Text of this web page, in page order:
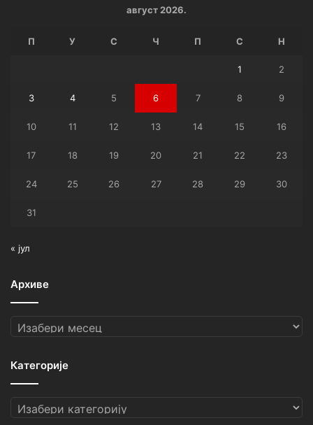
август 2026.
П У С Ч П С Н
1 2
3 4 5 6 7 8 9
10 11 12 13 14 15 16
17 18 19 20 21 22 23
24 25 26 27 28 29 30
31
« јул
Архиве
Архиве
Категорије
Категорије